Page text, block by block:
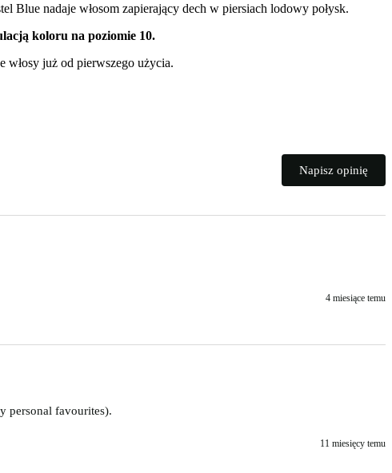
Blue nadaje włosom zapierający dech w piersiach lodowy połysk.
koloru na poziomie 10.
włosy już od pierwszego użycia.
Napisz opinię
4 miesiące temu
personal favourites).
11 miesięcy temu